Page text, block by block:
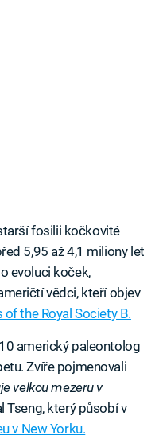
fosilii kočkovité
5,95 až 4,1 miliony let
evoluci koček,
vědci, kteří objev
the Royal Society B.
americký paleontolog
Zvíře pojmenovali
velkou mezeru v
Tseng, který působí v
v New Yorku.